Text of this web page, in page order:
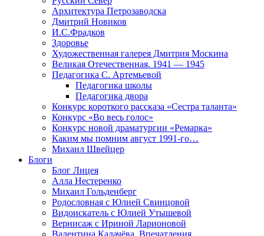
Архитектура Петрозаводска
Дмитрий Новиков
И.С.Фрадков
Здоровье
Художественная галерея Дмитрия Москина
Великая Отечественная. 1941 — 1945
Педагогика С. Артемьевой
Педагогика школы
Педагогика двора
Конкурс короткого рассказа «Сестра таланта»
Конкурс «Во весь голос»
Конкурс новой драматургии «Ремарка»
Каким мы помним август 1991-го…
Михаил Швейцер
Блоги
Блог Лицея
Алла Нестеренко
Михаил Гольденберг
Родословная с Юлией Свинцовой
Видоискатель с Юлией Утышевой
Вернисаж с Ириной Ларионовой